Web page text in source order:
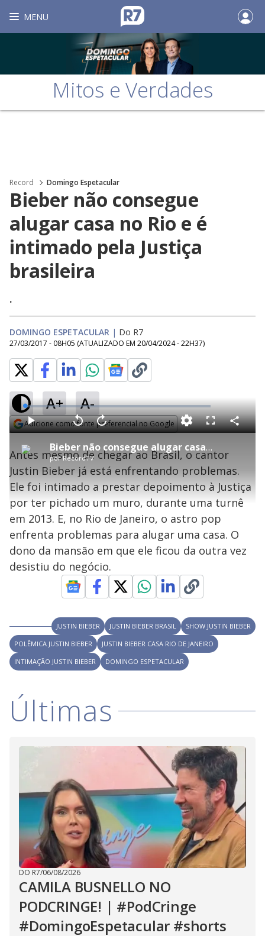
MENU
Mitos e Verdades
Record Domingo Espetacular
Bieber não consegue
alugar casa no Rio e é
intimado pela Justiça
brasileira
.
DOMINGO ESPETACULAR | Do R7
27/03/2017 - 08H05 (ATUALIZADO EM 20/04/2024 - 22H37)
A+ A-
Adicione como fonte preferencial no Google
P
l
a
y
V
i
d
e
o
Bieber não consegue alugar casa no Rio e é intimado pela Justiça brasileira
porRecordTV
P V
t
a
r
1
s
e
g
n
d
s
A
n
ç
a
1
u
n
o
M
u
L
o
a
d
e
:
1
.
7
4
%
F
l
s
c
e
n
C
o
i
l
h
a
Antes mesmo de chegar ao Brasil, o cantor
Justin Bieber já está enfrentando problemas.
Ele foi intimado a prestar depoimento à Justiça
por ter pichado um muro, durante uma turnê
em 2013. E, no Rio de Janeiro, o astro pop
enfrenta problemas para alugar uma casa. O
dono da mansão em que ele ficou da outra vez
desistiu do negócio.
JUSTIN BIEBER JUSTIN BIEBER BRASIL
SHOW JUSTIN BIEBER
POLÊMICA JUSTIN BIEBER
JUSTIN BIEBER CASA RIO DE JANEIRO
INTIMAÇÃO JUSTIN BIEBER
DOMINGO ESPETACULAR
Últimas
DO R7/06/08/2026
CAMILA BUSNELLO NO
PODCRINGE! | #PodCringe
#DomingoEspetacular #shorts